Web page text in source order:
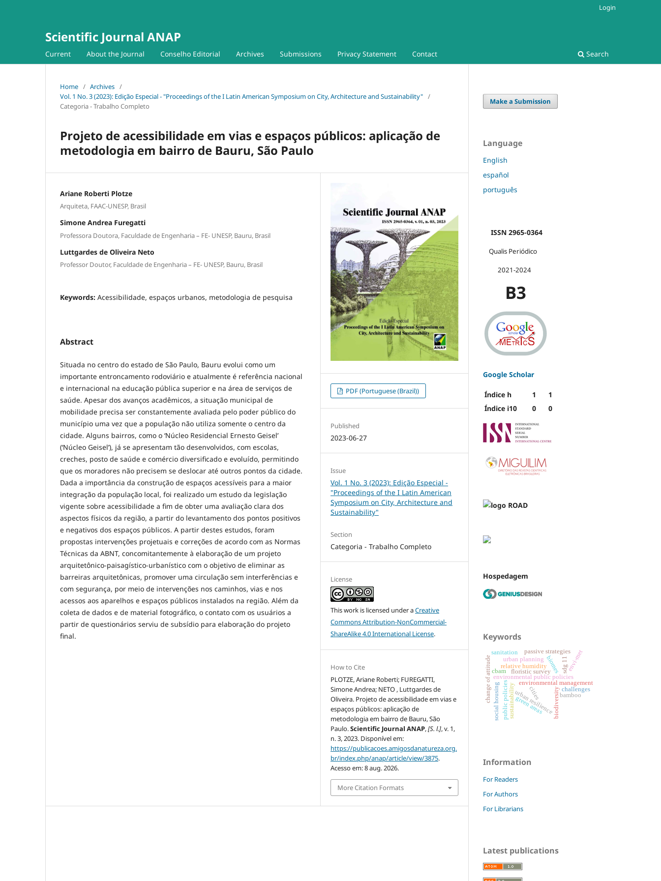
Scientific Journal ANAP
Current About the Journal Conselho Editorial Archives Submissions Privacy Statement Contact Search
Login
Home / Archives /
Vol. 1 No. 3 (2023): Edição Especial - "Proceedings of the I Latin American Symposium on City, Architecture and Sustainability" /
Categoria - Trabalho Completo
Projeto de acessibilidade em vias e espaços públicos: aplicação de
metodologia em bairro de Bauru, São Paulo
Ariane Roberti Plotze
Arquiteta, FAAC-UNESP, Brasil
Simone Andrea Furegatti
Professora Doutora, Faculdade de Engenharia – FE- UNESP, Bauru, Brasil
Luttgardes de Oliveira Neto
Professor Doutor, Faculdade de Engenharia – FE- UNESP, Bauru, Brasil
Keywords: Acessibilidade, espaços urbanos, metodologia de pesquisa
Abstract
Situada no centro do estado de São Paulo, Bauru evolui como um
importante entroncamento rodoviário e atualmente é referência nacional
e internacional na educação pública superior e na área de serviços de
saúde. Apesar dos avanços acadêmicos, a situação municipal de
mobilidade precisa ser constantemente avaliada pelo poder público do
município uma vez que a população não utiliza somente o centro da
cidade. Alguns bairros, como o ‘Núcleo Residencial Ernesto Geisel’
(‘Núcleo Geisel’), já se apresentam tão desenvolvidos, com escolas,
creches, posto de saúde e comércio diversificado e evoluído, permitindo
que os moradores não precisem se deslocar até outros pontos da cidade.
Dada a importância da construção de espaços acessíveis para a maior
integração da população local, foi realizado um estudo da legislação
vigente sobre acessibilidade a fim de obter uma avaliação clara dos
aspectos físicos da região, a partir do levantamento dos pontos positivos
e negativos dos espaços públicos. A partir destes estudos, foram
propostas intervenções projetuais e correções de acordo com as Normas
Técnicas da ABNT, concomitantemente à elaboração de um projeto
arquitetônico-paisagístico-urbanístico com o objetivo de eliminar as
barreiras arquitetônicas, promover uma circulação sem interferências e
com segurança, por meio de intervenções nos caminhos, vias e nos
acessos aos aparelhos e espaços públicos instalados na região. Além da
coleta de dados e de material fotográfico, o contato com os usuários a
partir de questionários serviu de subsídio para elaboração do projeto
final.
PDF (Portuguese (Brazil))
Published
2023-06-27
Issue
Vol. 1 No. 3 (2023): Edição Especial -
"Proceedings of the I Latin American
Symposium on City, Architecture and
Sustainability"
Section
Categoria - Trabalho Completo
License
This work is licensed under aCreative
Commons Attribution-NonCommercial-
ShareAlike 4.0 International License.
How to Cite
PLOTZE, Ariane Roberti; FUREGATTI,
Simone Andrea; NETO , Luttgardes de
Oliveira. Projeto de acessibilidade em vias e
espaços públicos: aplicação de
metodologia em bairro de Bauru, São
Paulo.Scientific Journal ANAP,[S. l.], v. 1,
n. 3, 2023. Disponível em:
https://publicacoes.amigosdanatureza.org.
br/index.php/anap/article/view/3875.
Acesso em: 8 aug. 2026.
More Citation Formats
Make a Submission
Language
English
español
português
ISSN 2965-0364
Qualis Periódico
2021-2024
B3
Google Scholar
Índice h 1
1
Índice i10
0 0
Hospedagem
Keywords
environmental public policies
environmental management
biodiversity
biomes
floristic survey
sustainability challenges
urban resilience
sdg 11
relative humidity envi-met
urban planning
change of attitude cities
passive strategies
public policies
cbam
sanitation
green areas
social housing bamboo
Information
For Readers
For Authors
For Librarians
Latest publications